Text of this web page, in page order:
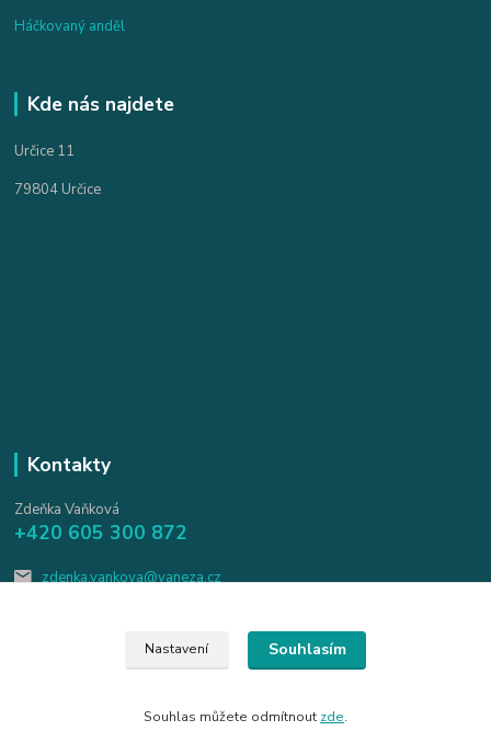
Háčkovaný anděl
Kde nás najdete
Určice 11
79804 Určice
Kontakty
Zdeňka Vaňková
+420 605 300 872
zdenka.vankova@vaneza.cz
Nastavení Souhlasím
Souhlas můžete odmítnout zde.